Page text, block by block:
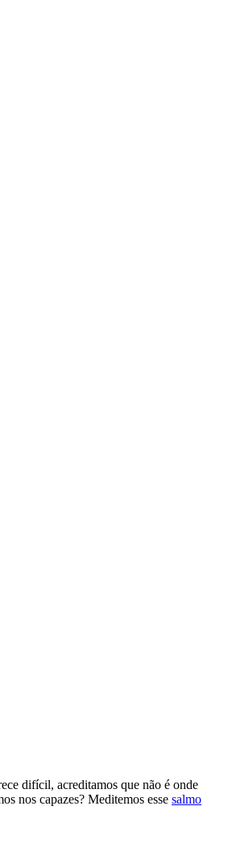
difícil, acreditamos que não é onde
nos capazes? Meditemos esse salmo